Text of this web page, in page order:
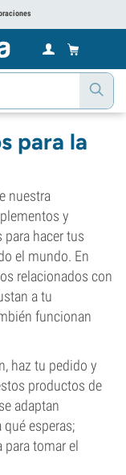
para la
nuestra
y
para hacer tus
el mundo. En
relacionados con
a tu
funcionan
haz tu pedido y
productos de
adaptan
esperas;
para tomar el